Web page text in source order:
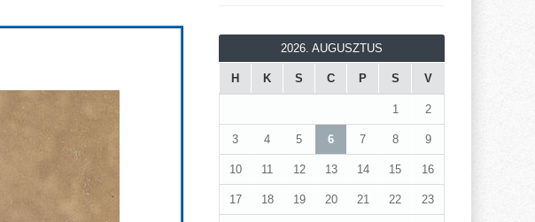
2026. AUGUSZTUS
H K S C P S V
1 2
3 4 5 6 7 8 9
10 11 12 13 14 15 16
17 18 19 20 21 22 23